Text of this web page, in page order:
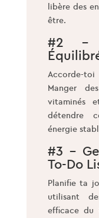
libère des
être.
#2 –
Accorde-
Manger
vitaminés
détendre
énergie
#3 –
To-Do
Planifie ta
utilisant
efficace du